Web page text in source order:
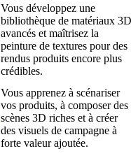
Vous développez une
bibliothèque de matériaux 3D
avancés et maîtrisez la
peinture de textures pour des
rendus produits encore plus
crédibles.
Vous apprenez à scénariser
vos produits, à composer des
scènes 3D riches et à créer
des visuels de campagne à
forte valeur ajoutée.